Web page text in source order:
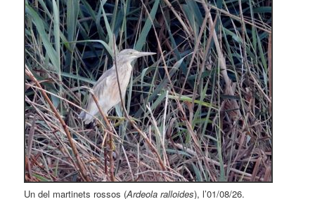
Un del martinets rossos (Ardeola ralloides), l’01/08/26.